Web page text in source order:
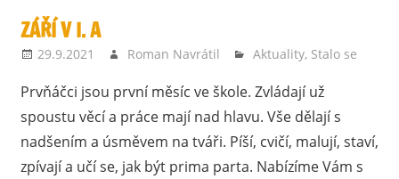
ZÁŘÍ V I. A
29.9.2021 Roman Navrátil Aktuality, Stalo se
Prvňáčci jsou první měsíc ve škole. Zvládají už
spoustu věcí a práce mají nad hlavu. Vše dělají s
nadšením a úsměvem na tváři. Píší, cvičí, malují, staví,
zpívají a učí se, jak být prima parta. Nabízíme Vám s